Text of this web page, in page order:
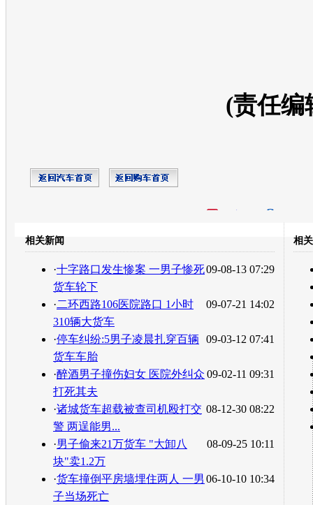
(责任编
转发至：
相关新闻
09-08-13 07:29
·十字路口发生惨案 一男子惨死
货车轮下
09-07-21 14:02
·二环西路106医院路口 1小时
310辆大货车
09-03-12 07:41
·停车纠纷:5男子凌晨扎穿百辆
货车车胎
09-02-11 09:31
·醉酒男子撞伤妇女 医院外纠众
打死其夫
08-12-30 08:22
·诸城货车超载被查司机殴打交
警 两逞能男...
08-09-25 10:11
·男子偷来21万货车 "大卸八
块"卖1.2万
06-10-10 10:34
·货车撞倒平房墙埋住两人 一男
子当场死亡
相